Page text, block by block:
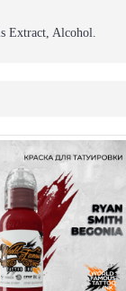
Extract, Alcohol.